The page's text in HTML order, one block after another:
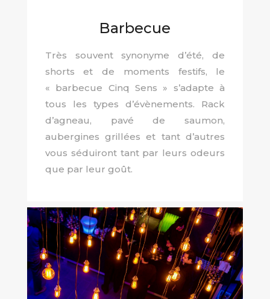
Barbecue
Très souvent synonyme d’été, de
shorts et de moments festifs, le
« barbecue Cinq Sens » s’adapte à
tous les types d’évènements. Rack
d’agneau, pavé de saumon,
aubergines grillées et tant d’autres
vous séduiront tant par leurs odeurs
que par leur goût.